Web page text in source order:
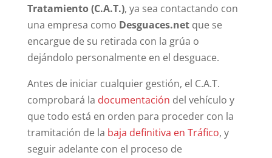
Tratamiento (C.A.T.), ya sea contactando con
una empresa como Desguaces.netque se
encargue de su retirada con la grúa o
dejándolo personalmente en el desguace.
Antes de iniciar cualquier gestión, el C.A.T.
comprobará la documentación del vehículo y
que todo está en orden para proceder con la
tramitación de la baja definitiva en Tráfico, y
seguir adelante con el proceso de